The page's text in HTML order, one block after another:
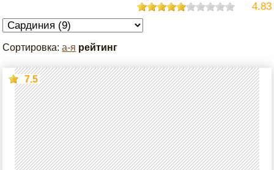
4.83
Сортировка:а-я рейтинг
7.5